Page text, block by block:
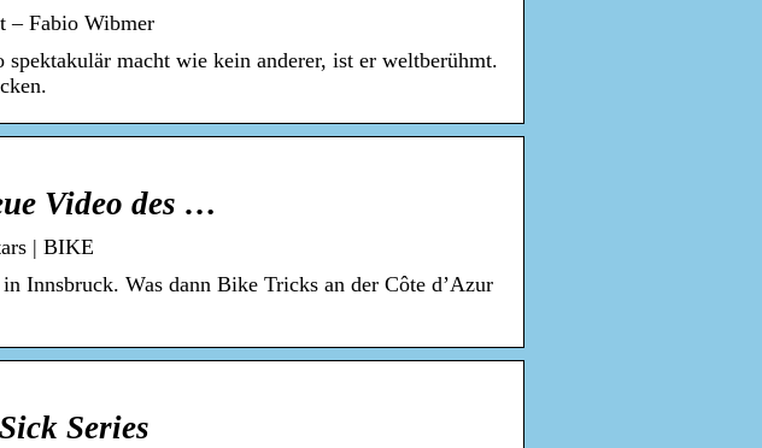
– Fabio Wibmer
macht wie kein anderer, ist er weltberühmt.
Video des …
| BIKE
Innsbruck. Was dann Bike Tricks an der Côte d’Azur
Series